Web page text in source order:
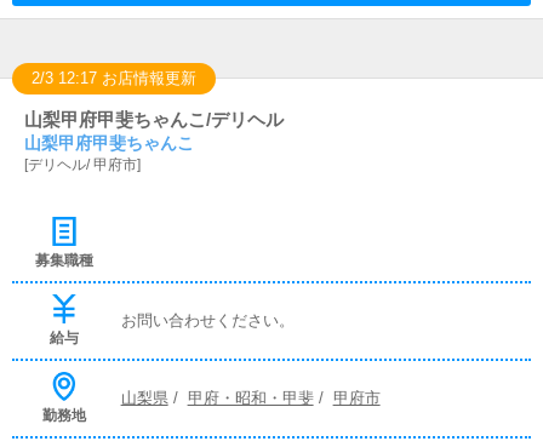
2/3 12:17 お店情報更新
山梨甲府甲斐ちゃんこ/デリヘル
山梨甲府甲斐ちゃんこ
[デリヘル/甲府市]
募集職種
給与
お問い合わせください。
勤務地
山梨県/ 甲府・昭和・甲斐/ 甲府市